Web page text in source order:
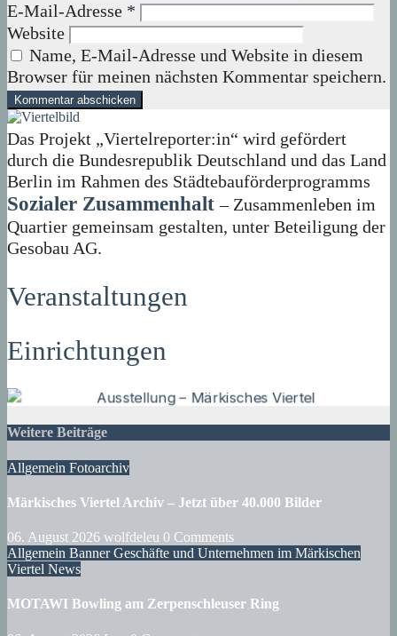
E-Mail-Adresse *
Website
Name, E-Mail-Adresse und Website in diesem
Browser für meinen nächsten Kommentar speichern.
Das Projekt „Viertelreporter:in“ wird gefördert
durch die Bundesrepublik Deutschland und das Land
Berlin im Rahmen des Städtebauförderprogramms
Sozialer Zusammenhalt – Zusammenleben im
Quartier gemeinsam gestalten, unter Beteiligung der
Gesobau AG.
Veranstaltungen
Einrichtungen
Weitere Beiträge
Allgemein Fotoarchiv
Märkisches Viertel Archiv – Jetzt über 40.000 Bilder
06. August 2026 wolfdeleu 0 Comments
Allgemein BannerGeschäfte und Unternehmen im Märkischen
Viertel News
MOTAWI Bowling am Zerpenschleuser Ring